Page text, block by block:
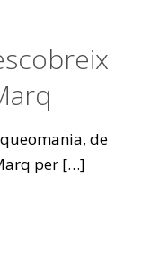
de
per […]